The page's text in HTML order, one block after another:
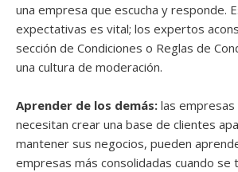
una empresa que escucha y responde.
expectativas es vital; los expertos
sección de Condiciones o Reglas de
una cultura de moderación.
Aprender de los demás: las
necesitan crear una base de clientes
mantener sus negocios, pueden
empresas más consolidadas cuando